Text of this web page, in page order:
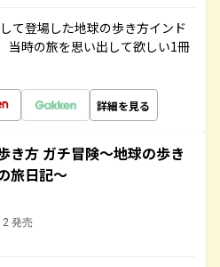
て登場した地球の歩き方インド
時の旅を思い出して欲しい1冊
詳細を見る
き方 ガチ冒険～地球の歩き
旅日記～
発売